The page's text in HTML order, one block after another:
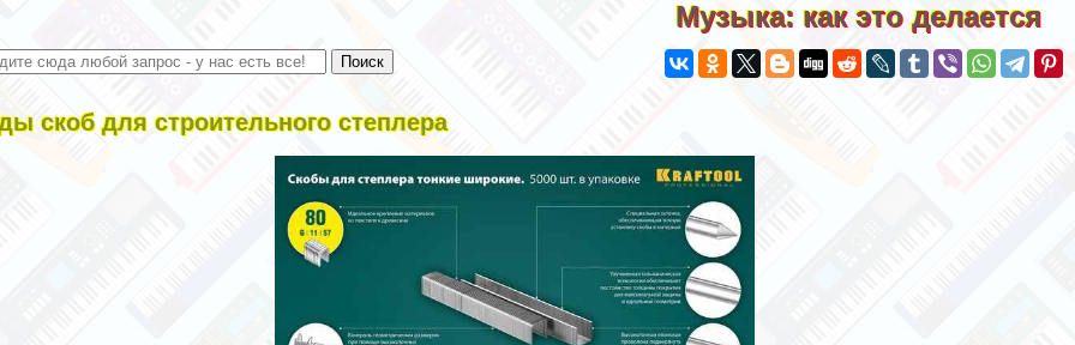
Музыка: как это делается
скоб для строительного степлера